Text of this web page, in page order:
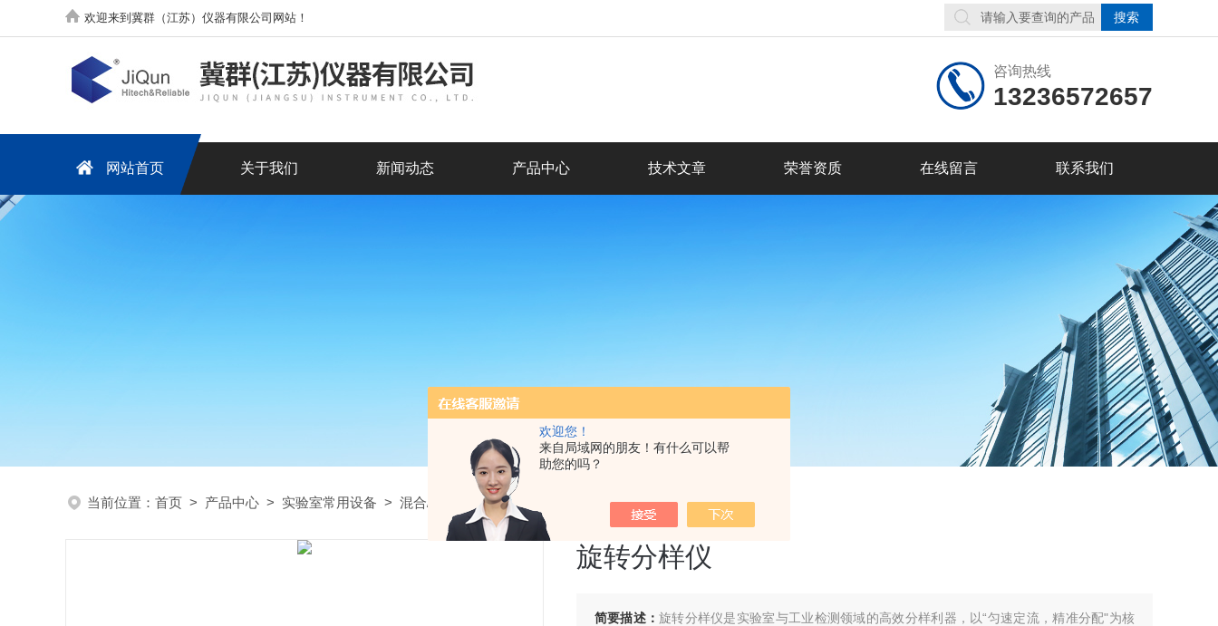
欢迎您！
来自局域网的朋友！有什么可以帮
助您的吗？
欢迎来到冀群（江苏）仪器有限公司网站！
咨询热线
13236572657
网站首页 关于我们 新闻动态 产品中心 技术文章 荣誉资质 在线留言 联系我们
当前位置： 首页 > 产品中心 > 实验室常用设备 > 混合/乳化设备>JQ-ASR旋转分样仪
旋转分样仪
简要描述： 旋转分样仪是实验室与工业检测领域的高效分样利器，以“匀速定流，精准分配"为核